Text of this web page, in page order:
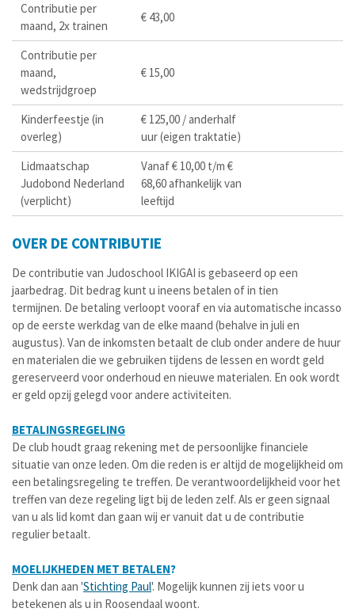
Contributie per
maand, 2x trainen
€ 43,00
Contributie per
maand,
wedstrijdgroep
€ 15,00
Kinderfeestje (in
overleg)
€ 125,00 / anderhalf
uur (eigen traktatie)
Lidmaatschap
Judobond Nederland
(verplicht)
Vanaf € 10,00 t/m €
68,60 afhankelijk van
leeftijd
OVER DE CONTRIBUTIE
De contributie van Judoschool IKIGAI is gebaseerd op een
jaarbedrag. Dit bedrag kunt u ineens betalen of in tien
termijnen. De betaling verloopt vooraf en via automatische incasso
op de eerste werkdag van de elke maand (behalve in juli en
augustus). Van de inkomsten betaalt de club onder andere de huur
en materialen die we gebruiken tijdens de lessen en wordt geld
gereserveerd voor onderhoud en nieuwe materialen. En ook wordt
er geld opzij gelegd voor andere activiteiten.
BETALINGSREGELING
De club houdt graag rekening met de persoonlijke financiele
situatie van onze leden. Om die reden is er altijd de mogelijkheid om
een betalingsregeling te treffen. De verantwoordelijkheid voor het
treffen van deze regeling ligt bij de leden zelf. Als er geen signaal
van u als lid komt dan gaan wij er vanuit dat u de contributie
regulier betaalt.
MOELIJKHEDEN MET BETALEN?
Denk dan aan 'Stichting Paul'. Mogelijk kunnen zij iets voor u
betekenen als u in Roosendaal woont.